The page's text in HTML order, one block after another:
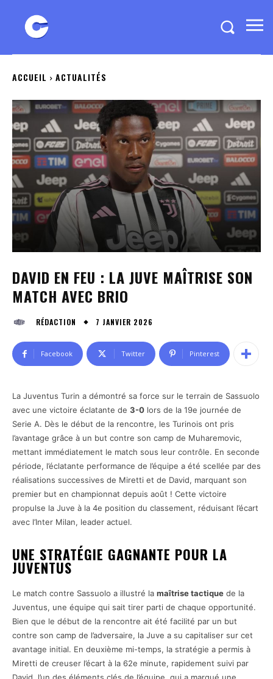
ACCUEIL ACTUALITÉS
DAVID EN FEU : LA JUVE MAÎTRISE SON
MATCH AVEC BRIO
RÉDACTION 7 JANVIER 2026
Facebook Twitter Pinterest
La Juventus Turin a démontré sa force sur le terrain de Sassuolo
avec une victoire éclatante de 3-0 lors de la 19e journée de
Serie A. Dès le début de la rencontre, les Turinois ont pris
l’avantage grâce à un but contre son camp de Muharemovic,
mettant immédiatement le match sous leur contrôle. En seconde
période, l’éclatante performance de l’équipe a été scellée par des
réalisations successives de Miretti et de David, marquant son
premier but en championnat depuis août ! Cette victoire
propulse la Juve à la 4e position du classement, réduisant l’écart
avec l’Inter Milan, leader actuel.
UNE STRATÉGIE GAGNANTE POUR LA
JUVENTUS
Le match contre Sassuolo a illustré la maîtrise tactique de la
Juventus, une équipe qui sait tirer parti de chaque opportunité.
Bien que le début de la rencontre ait été facilité par un but
contre son camp de l’adversaire, la Juve a su capitaliser sur cet
avantage initial. En deuxième mi-temps, la stratégie a permis à
Miretti de creuser l’écart à la 62e minute, rapidement suivi par